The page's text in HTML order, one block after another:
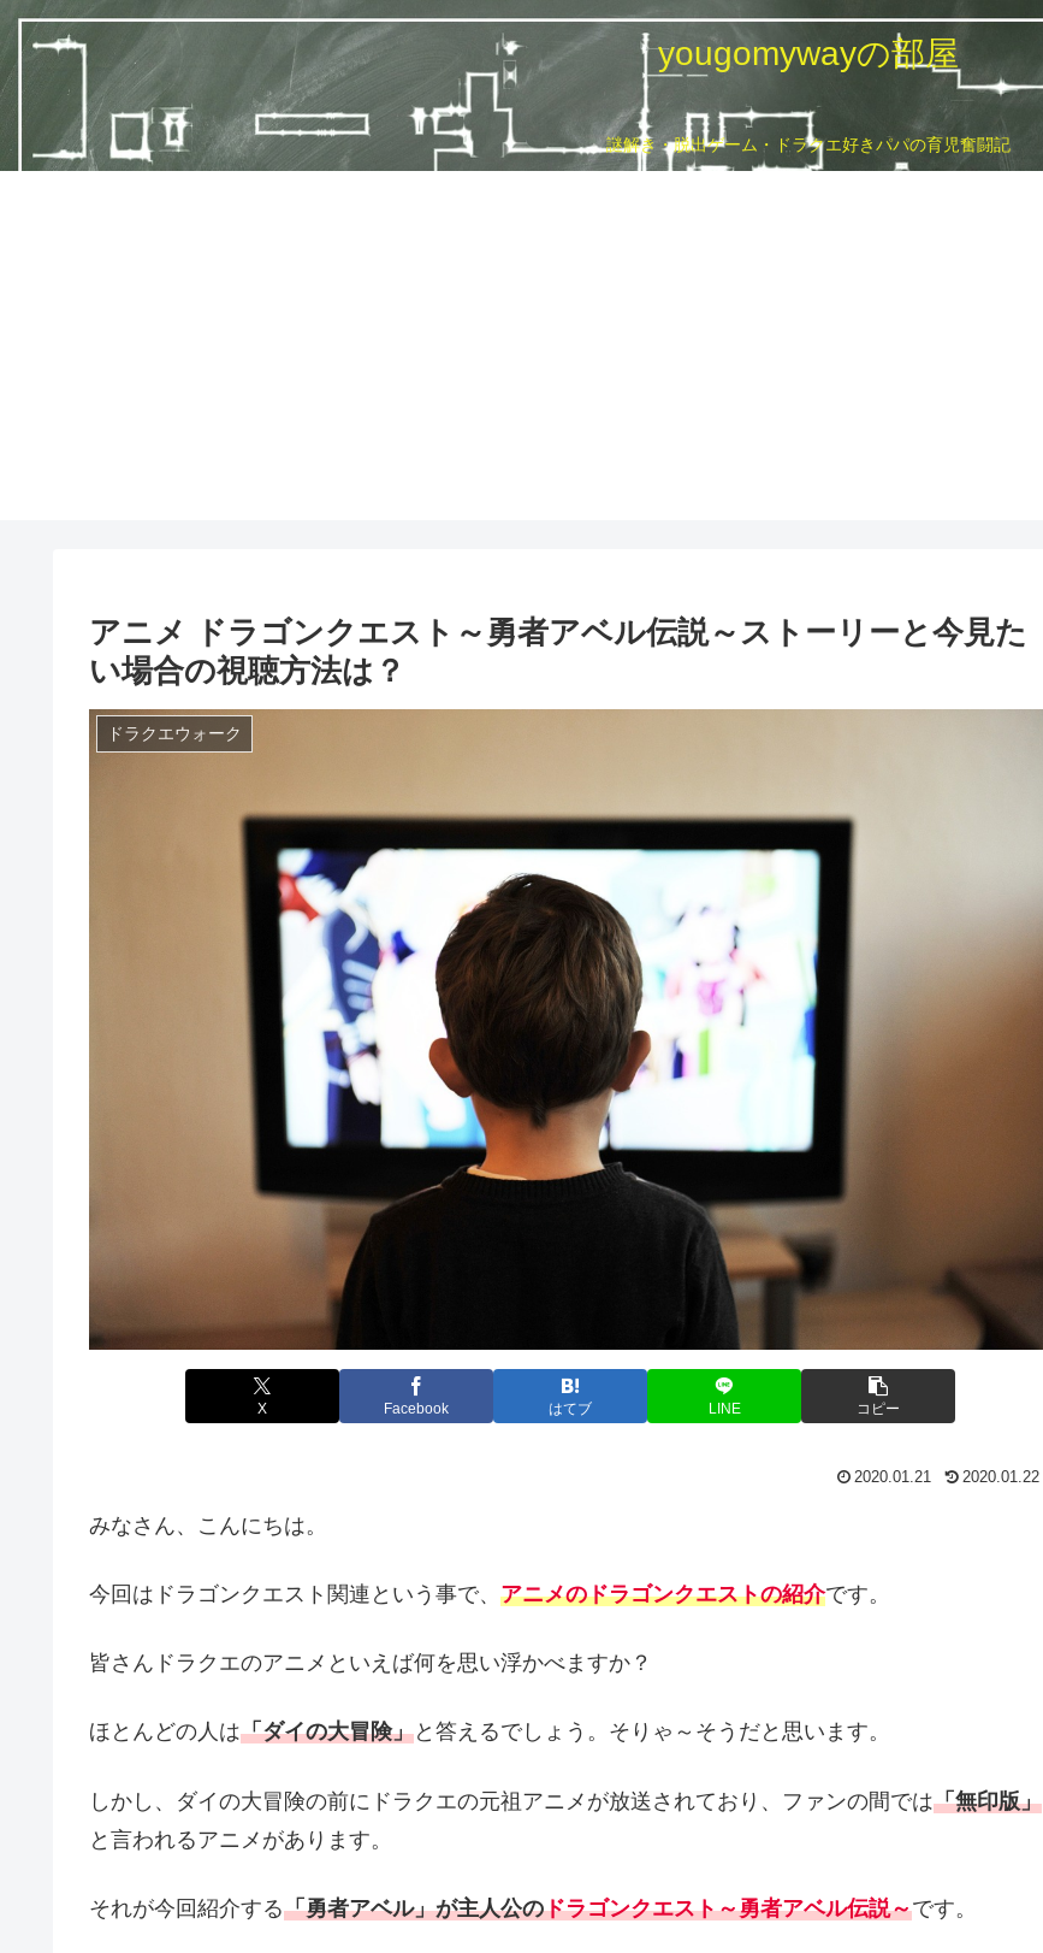
yougomywayの部屋
謎解き・脱出ゲーム・ドラクエ好きパパの育児奮闘記
アニメ ドラゴンクエスト～勇者アベル伝説～ストーリーと今見た
い場合の視聴方法は？
ドラクエウォーク
X Facebook はてブ LINE コピー
2020.01.21 2020.01.22
みなさん、こんにちは。
今回はドラゴンクエスト関連という事で、 アニメのドラゴンクエストの紹介です。
皆さんドラクエのアニメといえば何を思い浮かべますか？
ほとんどの人は「ダイの大冒険」と答えるでしょう。そりゃ～そうだと思います。
しかし、ダイの大冒険の前にドラクエの元祖アニメが放送されており、ファンの間では「無印版」
と言われるアニメがあります。
それが今回紹介する「勇者アベル」が主人公のドラゴンクエスト～勇者アベル伝説～です。